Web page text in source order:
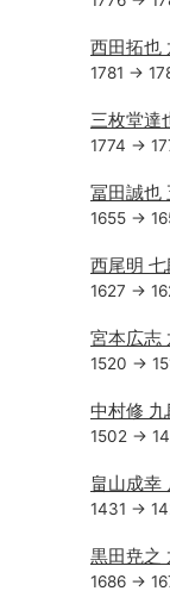
西田拓也
1781 →
三枚堂達
1774 →
冨田誠也
1655 →
西尾明
1627 →
宮本広志
1520 →
中村修
1502 →
畠山成幸
1431 →
黒田尭之
1686 →